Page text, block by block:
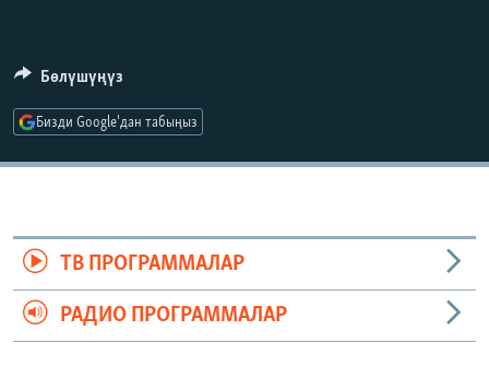
Бөлүшүңүз
Бизди Google'дан табыңыз
ТВ ПРОГРАММАЛАР
РАДИО ПРОГРАММАЛАР